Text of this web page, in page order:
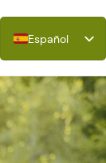
Español
Deutsch
English
Français
Italiano